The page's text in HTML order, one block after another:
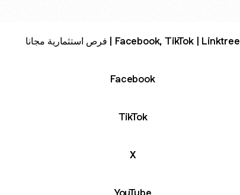
فرص استثمارية مجانا | Facebook, TikTok | Linktree
Facebook
TikTok
X
YouTube